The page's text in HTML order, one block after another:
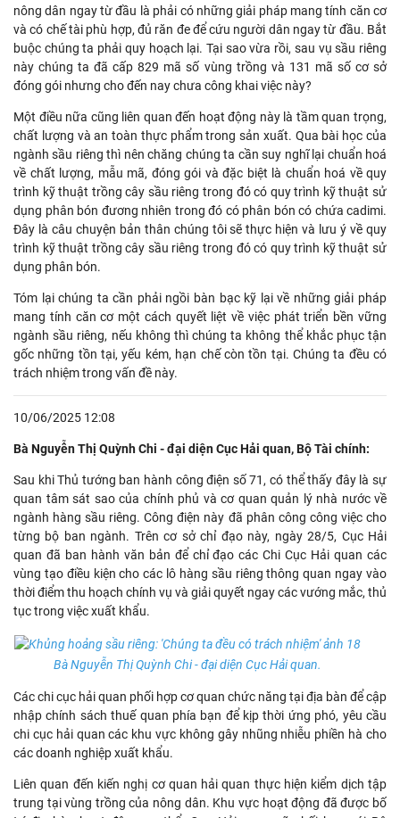
nông dân ngay từ đầu là phải có những giải pháp mang tính căn cơ
và có chế tài phù hợp, đủ răn đe để cứu người dân ngay từ đầu. Bắt
buộc chúng ta phải quy hoạch lại. Tại sao vừa rồi, sau vụ sầu riêng
này chúng ta đã cấp 829 mã số vùng trồng và 131 mã số cơ sở
đóng gói nhưng cho đến nay chưa công khai việc này?
Một điều nữa cũng liên quan đến hoạt động này là tầm quan trọng,
chất lượng và an toàn thực phẩm trong sản xuất. Qua bài học của
ngành sầu riêng thì nên chăng chúng ta cần suy nghĩ lại chuẩn hoá
về chất lượng, mẫu mã, đóng gói và đặc biệt là chuẩn hoá về quy
trình kỹ thuật trồng cây sầu riêng trong đó có quy trình kỹ thuật sử
dụng phân bón đương nhiên trong đó có phân bón có chứa cadimi.
Đây là câu chuyện bản thân chúng tôi sẽ thực hiện và lưu ý về quy
trình kỹ thuật trồng cây sầu riêng trong đó có quy trình kỹ thuật sử
dụng phân bón.
Tóm lại chúng ta cần phải ngồi bàn bạc kỹ lại về những giải pháp
mang tính căn cơ một cách quyết liệt về việc phát triển bền vững
ngành sầu riêng, nếu không thì chúng ta không thể khắc phục tận
gốc những tồn tại, yếu kém, hạn chế còn tồn tại. Chúng ta đều có
trách nhiệm trong vấn đề này.
10/06/2025 12:08
Bà Nguyễn Thị Quỳnh Chi - đại diện Cục Hải quan, Bộ Tài chính:
Sau khi Thủ tướng ban hành công điện số 71, có thể thấy đây là sự
quan tâm sát sao của chính phủ và cơ quan quản lý nhà nước về
ngành hàng sầu riêng. Công điện này đã phân công công việc cho
từng bộ ban ngành. Trên cơ sở chỉ đạo này, ngày 28/5, Cục Hải
quan đã ban hành văn bản để chỉ đạo các Chi Cục Hải quan các
vùng tạo điều kiện cho các lô hàng sầu riêng thông quan ngay vào
thời điểm thu hoạch chính vụ và giải quyết ngay các vướng mắc, thủ
tục trong việc xuất khẩu.
Bà Nguyễn Thị Quỳnh Chi - đại diện Cục Hải quan.
Các chi cục hải quan phối hợp cơ quan chức năng tại địa bàn để cập
nhập chính sách thuế quan phía bạn để kịp thời ứng phó, yêu cầu
chi cục hải quan các khu vực không gây nhũng nhiễu phiền hà cho
các doanh nghiệp xuất khẩu.
Liên quan đến kiến nghị cơ quan hải quan thực hiện kiểm dịch tập
trung tại vùng trồng của nông dân. Khu vực hoạt động đã được bố